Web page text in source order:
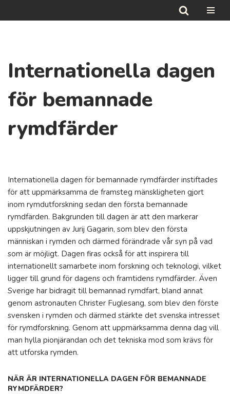
Internationella dagen
för bemannade
rymdfärder
Internationella dagen för bemannade rymdfärder instiftades
för att uppmärksamma de framsteg mänskligheten gjort
inom rymdutforskning sedan den första bemannade
rymdfärden. Bakgrunden till dagen är att den markerar
uppskjutningen av Jurij Gagarin, som blev den första
människan i rymden och därmed förändrade vår syn på vad
som är möjligt. Dagen firas också för att inspirera till
internationellt samarbete inom forskning och teknologi, vilket
ligger till grund för dagens och framtidens rymdfärder. Även
Sverige har bidragit till bemannad rymdfart, bland annat
genom astronauten Christer Fuglesang, som blev den förste
svensken i rymden och därmed stärkte det svenska intresset
för rymdforskning. Genom att uppmärksamma denna dag vill
man hylla pionjärandan och det tekniska mod som krävs för
att utforska rymden.
NÄR ÄR INTERNATIONELLA DAGEN FÖR BEMANNADE
RYMDFÄRDER?